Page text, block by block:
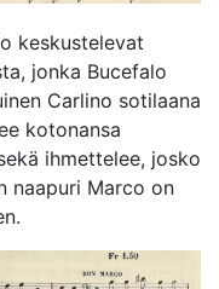
keskustelevat
jonka Bucefalo
Carlino sotilaana
kotonansa
ihmettelee, josko
naapuri Marco on